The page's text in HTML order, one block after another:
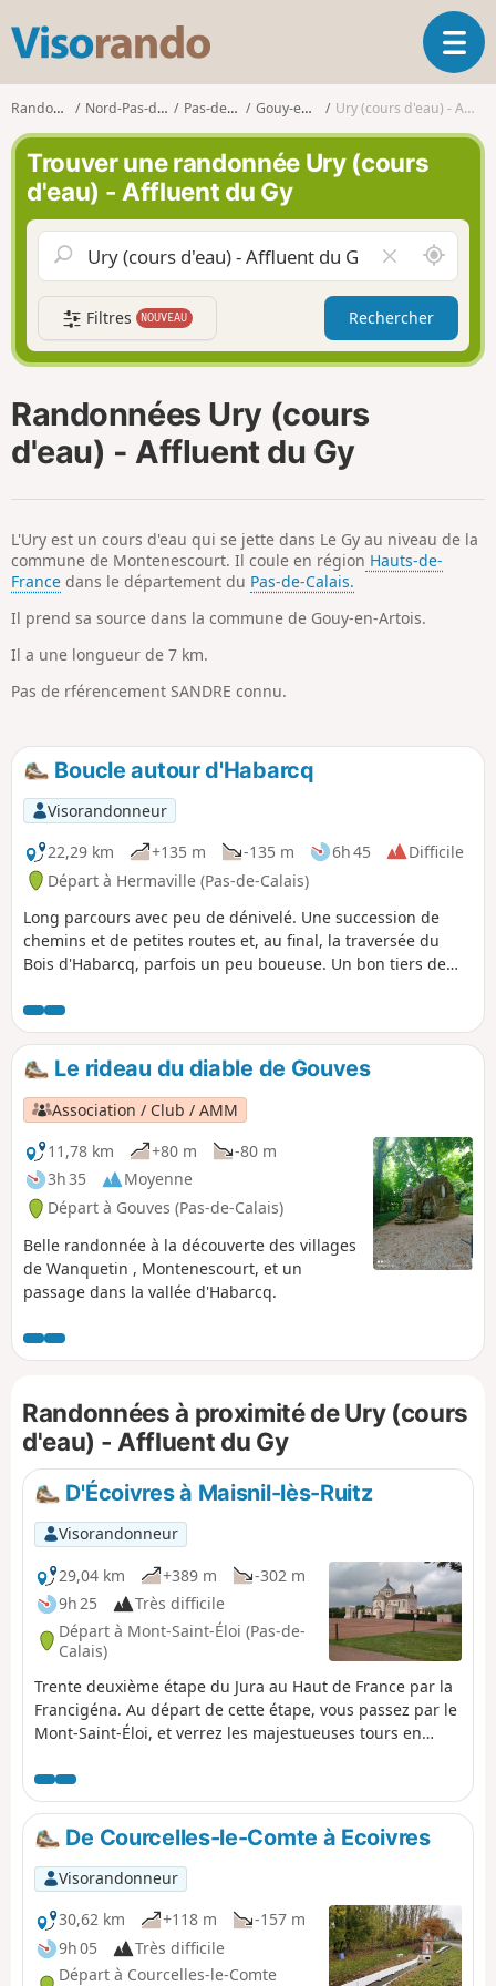
s
o
r
n
d
o
O
u
v
a
n
v
g
a
Randonnées Nord-Pas-de-Calais Pas-de-Calais Gouy-en-Artois Ury (cours d'eau) - Affluent du Gy
Trouver une randonnée Ury (cours
d'eau) - Affluent du Gy
i
d
e
r
l
A
u
t
u
r
Filtres NOUVEAU Rechercher
Randonnées Ury (cours
d'eau) - Affluent du Gy
L'Ury est un cours d'eau qui se jette dans Le Gy au niveau de la
commune de Montenescourt. Il coule en région Hauts-de-
France dans le département du Pas-de-Calais.
Il prend sa source dans la commune de Gouy-en-Artois.
Il a une longueur de 7 km.
Pas de rférencement SANDRE connu.
Boucle autour d'Habarcq
Visorandonneur
22,29 km
+135 m -135 m 6h 45
Difficile
Départ à Hermaville (Pas-de-Calais)
Long parcours avec peu de dénivelé. Une succession de
chemins et de petites routes et, au final, la traversée du
Bois d'Habarcq, parfois un peu boueuse. Un bon tiers de
peu de voitures). Il y a eu une époque où l'on bitumait tout
et n'importe quoi !
Le rideau du diable de Gouves
Association / Club / AMM
11,78 km
+80 m
-80 m
3h 35
Moyenne
Départ à Gouves (Pas-de-Calais)
Belle randonnée à la découverte des villages
de Wanquetin , Montenescourt, et un
passage dans la vallée d'Habarcq.
Randonnées à proximité de Ury (cours
d'eau) - Affluent du Gy
D'Écoivres à Maisnil-lès-Ruitz
Visorandonneur
29,04 km
+389 m
-302 m
9h 25
Très difficile
Départ à Mont-Saint-Éloi (Pas-de-
Calais)
Trente deuxième étape du Jura au Haut de France par la
Francigéna. Au départ de cette étape, vous passez par le
Mont-Saint-Éloi, et verrez les majestueuses tours en
aux monuments historiques en 1921. Puis vous traversez
le village d’Ablain-Saint-Nazaire, où subsistent les ruines
de l'ancienne église, vestige 14-18. Vous longez ensuite
l'impressionnant et émouvant Cimetière National de
Notre-Dame-de-Lorette. Ce sanctuaire nous rappelle qu’à
proximité se trouve également Vimy, et le Mémorial
Canadien pour les victimes de la Première Guerre
Mondiale. Après avoir longé la Forêt Domaniale d’Olhain,
vous arrivez à Rebreuve-Ranchicourt, où vous pourrez
De Courcelles-le-Comte à Ecoivres
Visorandonneur
30,62 km
+118 m
-157 m
9h 05
Très difficile
Départ à Courcelles-le-Comte